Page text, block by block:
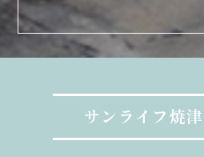
サンライフ焼